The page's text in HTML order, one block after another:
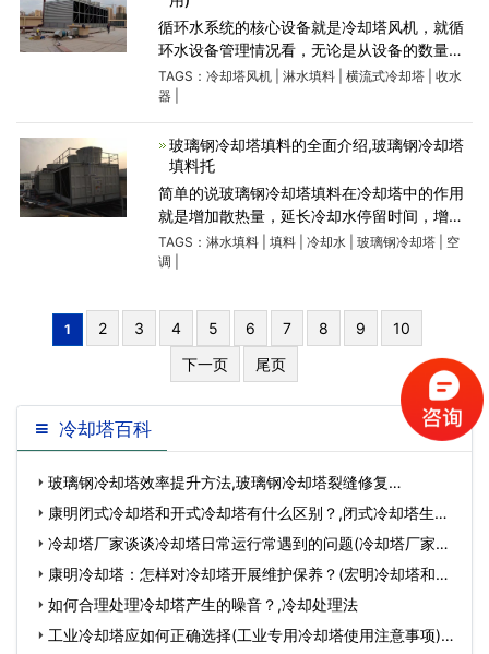
循环水系统的核心设备就是冷却塔风机，就循
环水设备管理情况看，无论是从设备的数量、
维修工作量、耗电量等哪个方面来讲，都占很
大的比重。采样管缆风机台数占车间设备总量
的57%，维修工时占
TAGS： 冷却塔风机| 淋水填料| 横流式冷却塔| 收水
器|
玻璃钢冷却塔填料的全面介绍,玻璃钢冷却塔
填料托
简单的说玻璃钢冷却塔填料在冷却塔中的作用
就是增加散热量，延长冷却水停留时间，增加
换热面积，增加换热量.。均匀布水。不是将某
种需降温的东西填进塔里。冷却塔就是使热流
TAGS： 淋水填料| 填料| 冷却水 玻璃钢冷却塔| 空
调
1 2 3 4 5 6 7 8 9
10
下一页
尾页
冷却塔百科
玻璃钢冷却塔效率提升方法,玻璃钢冷却塔裂缝修复…
康明闭式冷却塔和开式冷却塔有什么区别？,闭式冷却塔生产
厂家哪家好…
冷却塔厂家谈谈冷却塔日常运行常遇到的问题(冷却塔厂家优
缺点比较)…
康明冷却塔：怎样对冷却塔开展维护保养？(宏明冷却塔和港
康明冷却塔)…
如何合理处理冷却塔产生的噪音？,冷却处理法
工业冷却塔应如何正确选择(工业专用冷却塔使用注意事项)…